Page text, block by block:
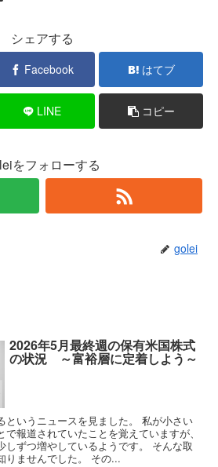
シェアする
Facebook はてブ
LINE コピー
をフォローする
golei
2026年5月最終週の保有米国株式
の状況 ～富裕層に定着しよう～
というニュースを見ました。 私が小さい
報道されていたことを覚えていますが、
しずつ増やしているようです。 そんな取
りませんでした。 その...